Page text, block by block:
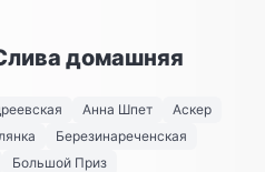
домашняя
Анна Шпет
Аскер
Березинареченская
Большой Приз